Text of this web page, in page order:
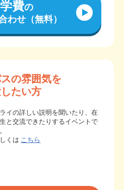
学費の
わせ（無料）
の雰囲気を
たい方
ライの詳しい説明を聞いたり、在
と交流できたりするイベントで
くは こちら